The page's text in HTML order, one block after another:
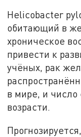
Helicobacter
обитающий в
хроническое
привести к
учёных, рак
в мире, и
возрасти.